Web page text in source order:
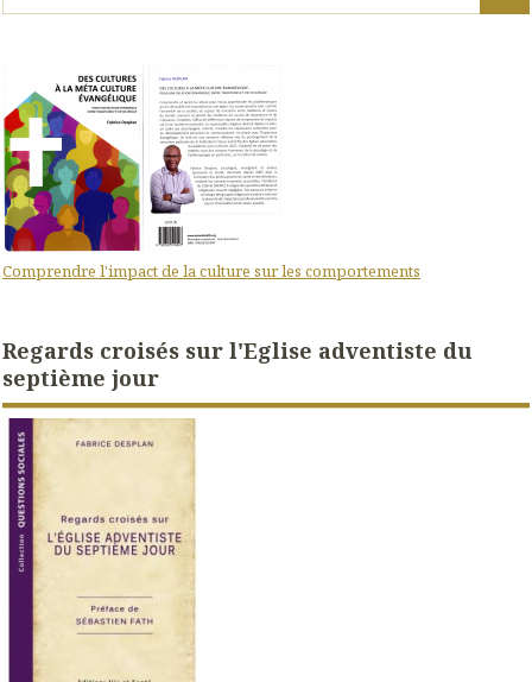
Comprendre l'impact de la culture sur les comportements
Regards croisés sur l'Eglise adventiste du
septième jour